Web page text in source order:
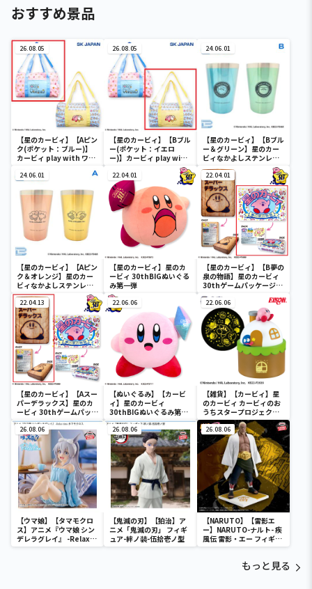
おすすめ景品
26.08.05
【星のカービィ】【Aピン
ク(ポケット：ブルー)】
カービィ play with ワド
26.08.05
【星のカービィ】【Bブル
ー(ポケット：イエロ
ー)】カービィ play with
ワドルディ ボストンバッ
グ
24.06.01
【星のカービィ】【Bブル
ー＆グリーン】星のカー
ビィなかよしステンレス
ペアタンブラー
24.06.01
【星のカービィ】【Aピン
ク＆オレンジ】星のカー
ビィなかよしステンレス
ペアタンブラー
22.04.01
【星のカービィ】星のカ
ービィ 30thBIGぬいぐる
み第一弾
22.04.01
【星のカービィ】【B夢の
泉の物語】星のカービィ
30thゲームパッケージク
ッション
22.04.13
【星のカービィ】【Aスー
パーデラックス】星のカ
ービィ 30thゲームパッケ
ージクッション
22.06.06
【ぬいぐるみ】【カービ
ィ】星のカービィ
30thBIGぬいぐるみ第二
弾
22.06.06
【雑貨】【カービィ】星
のカービィ カービィのお
うちスタープロジェクタ
ー
26.08.06
【ウマ娘】【タマモクロ
ス】アニメ『ウマ娘 シン
デレラグレイ』 -Relax
time-タマモクロス
26.08.06
【鬼滅の刃】【狛治】ア
ニメ「鬼滅の刃」 フィギ
ュア-絆ノ装-伍拾壱ノ型
26.08.06
【NARUTO】【雷影エ
ー】NARUTO-ナルト- 疾
風伝 雷影・エー フィギュ
ア～五影集結…!!～
もっと見る